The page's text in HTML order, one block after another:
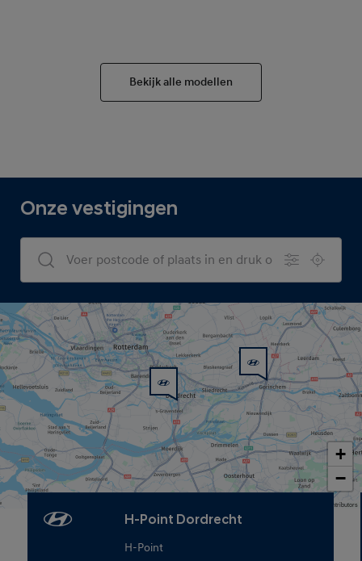
Bekijk alle modellen
+
−
Map data © OpenStreetMap contributors
Onze vestigingen
Dealers Search
H-Point Dordrecht
H-Point